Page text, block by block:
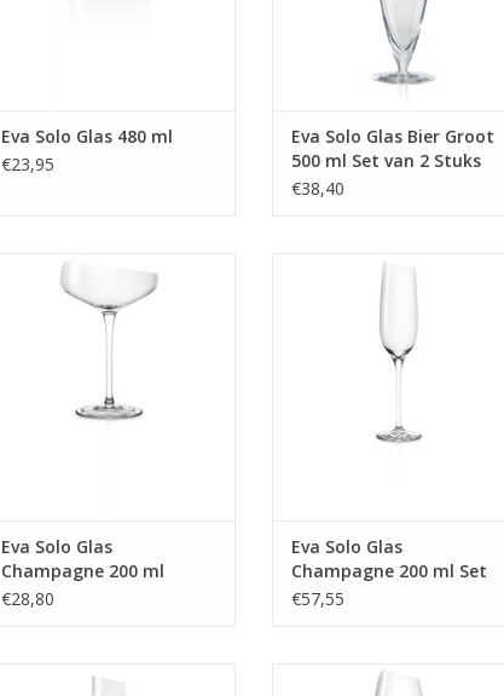
Eva Solo Glas 480 ml
€23,95
Eva Solo Glas Bier Groot
500 ml Set van 2 Stuks
€38,40
Glas Champagne 200 ml
MEER INFO
Eva Solo Glas
Champagne 200 ml
€28,80
Glas Champagne 200 ml Set van
2 Stuks
Eva Solo Glas
Champagne 200 ml Set
van 2 Stuks
€57,55
Glas Likeur 240 ml
Glas Wijn Bordeaux 390 ml